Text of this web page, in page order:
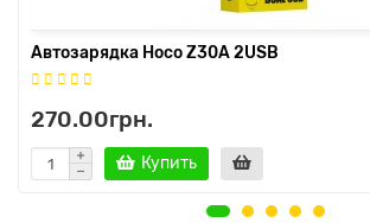
Автозарядка Hoco Z30A 2USB
270.00грн.
Купить